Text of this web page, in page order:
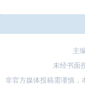
主
未经书面
非官方媒体投稿需谨慎，